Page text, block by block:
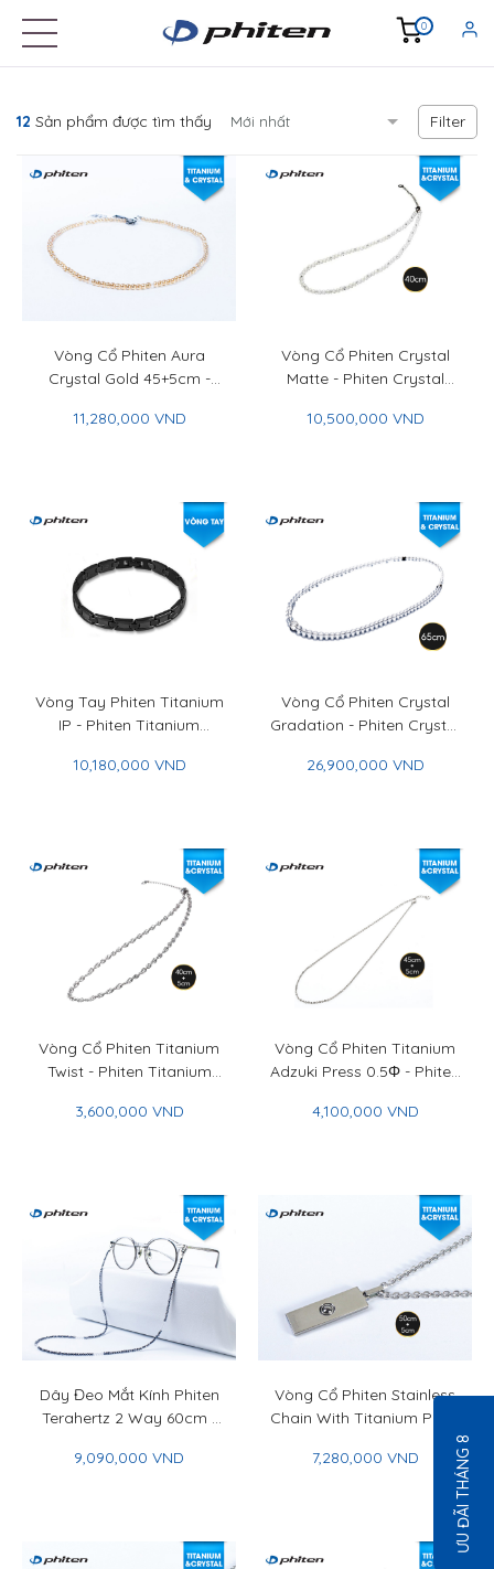
0
12 Sản phẩm được tìm thấy Filter
Vòng Cổ Phiten Aura
Crystal Gold 45+5cm -
Necklace Gold 45+5cm
11,280,000 VND
Vòng Cổ Phiten Crystal
Matte - Phiten Crystal
10,500,000 VND
Vòng Tay Phiten Titanium
IP - Phiten Titanium
10,180,000 VND
Vòng Cổ Phiten Crystal
Gradation - Phiten Crystal
26,900,000 VND
Vòng Cổ Phiten Titanium
Twist - Phiten Titanium
3,600,000 VND
Vòng Cổ Phiten Titanium
Adzuki Press 0.5Φ - Phiten
Adzuki Press 0.5Φ
4,100,000 VND
Dây Đeo Mắt Kính Phiten
Terahertz 2 Way 60cm -
Neck Strap 60cm
9,090,000 VND
Vòng Cổ Phiten Stainless
Chain With Titanium Plate
Phiten Stainless Chain
7,280,000 VND ƯU ĐÃI THÁNG 8